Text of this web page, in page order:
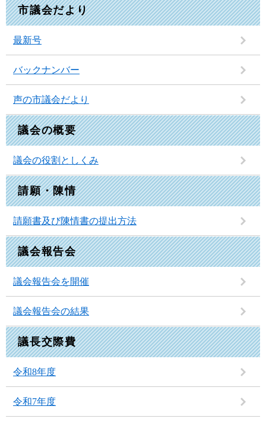
市議会だより
最新号
バックナンバー
声の市議会だより
議会の概要
議会の役割としくみ
請願・陳情
請願書及び陳情書の提出方法
議会報告会
議会報告会を開催
議会報告会の結果
議長交際費
令和8年度
令和7年度